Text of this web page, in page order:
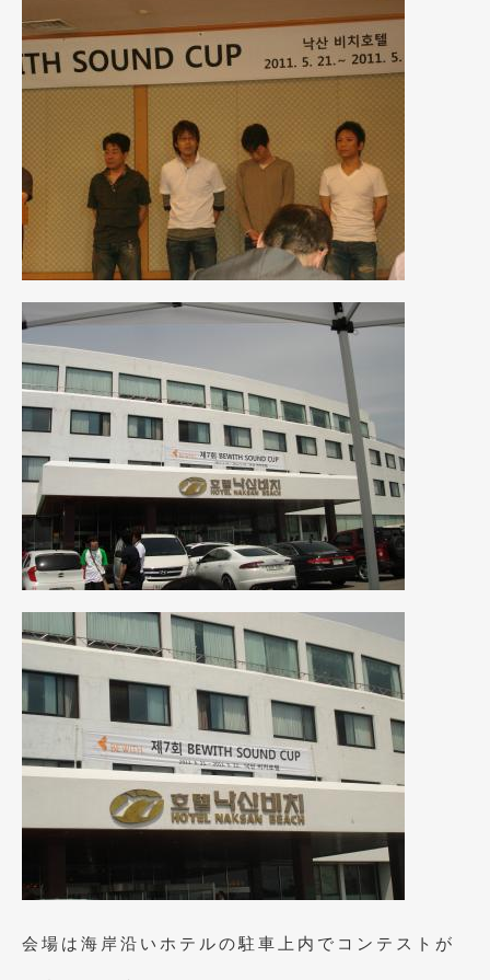
2015年4月(5)
2015年3月
2015年2月 (8)
2015年1月(11)
2014年12月 (4)
2014年11月(4)
2014年9月
2014年8月 (13)
2014年7月 (4)
2014年6月(5)
2014年5月(7)
2014年4月(4)
2014年3月(5)
2014年2月 (6)
2014年1月
2013年12月 (6)
2013年11月(22)
2013年10月(7)
2013年8月(9)
会場は海岸沿いホテルの駐車上内でコンテストが